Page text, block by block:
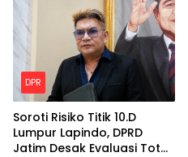
DPR
Soroti Risiko Titik 10.D
Lumpur Lapindo, DPRD
Jatim Desak Evaluasi Total